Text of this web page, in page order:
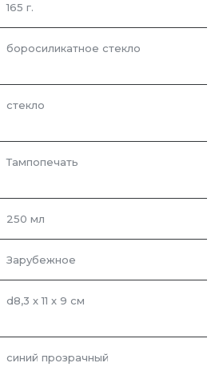
165 г.
боросиликатное стекло
стекло
Тампопечать
250 мл
Зарубежное
d8,3 х 11 х 9 см
синий прозрачный